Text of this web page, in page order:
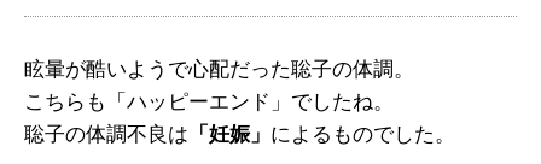
眩暈が酷いようで心配だった聡子の体調。
こちらも「ハッピーエンド」でしたね。
聡子の体調不良は 「妊娠」 によるものでした。